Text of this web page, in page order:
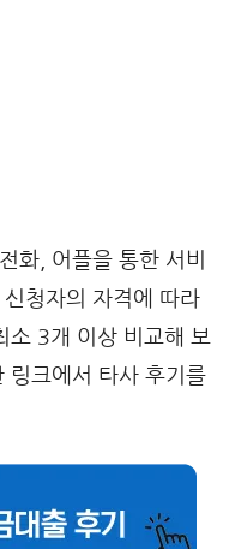
화, 어플을 통한 서비
청자의 자격에 따라
소 3개 이상 비교해 보
링크에서 타사 후기를